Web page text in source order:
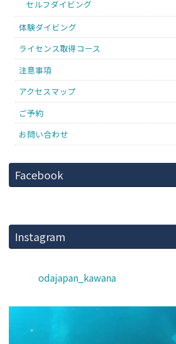
セルフダイビング
体験ダイビング
ライセンス取得コース
注意事項
アクセスマップ
ご予約
お問い合わせ
Facebook
Instagram
odajapan_kawana